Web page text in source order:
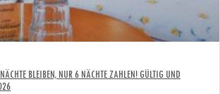
BLEIBEN, NUR 6 NÄCHTE ZAHLEN! GÜLTIG UND